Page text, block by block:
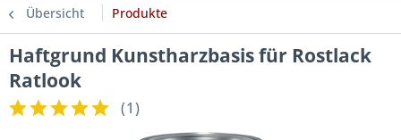
Übersicht Produkte
Haftgrund Kunstharzbasis für Rostlack
Ratlook
(1)